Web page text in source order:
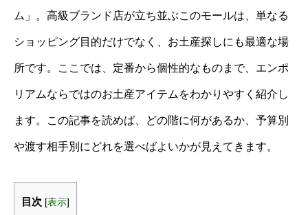
ム」。高級ブランド店が立ち並ぶこのモールは、単なる
ショッピング目的だけでなく、お土産探しにも最適な場
所です。ここでは、定番から個性的なものまで、エンポ
リアムならではのお土産アイテムをわかりやすく紹介し
ます。この記事を読めば、どの階に何があるか、予算別
や渡す相手別にどれを選べばよいかが見えてきます。
目次 [表示]